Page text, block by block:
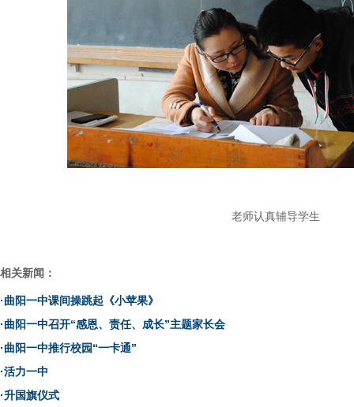
老师认真辅导学生
相关新闻：
·曲阳一中课间操跳起《小苹果》
·曲阳一中召开“感恩、责任、成长”主题家长会
·曲阳一中推行校园“一卡通”
·活力一中
·升国旗仪式